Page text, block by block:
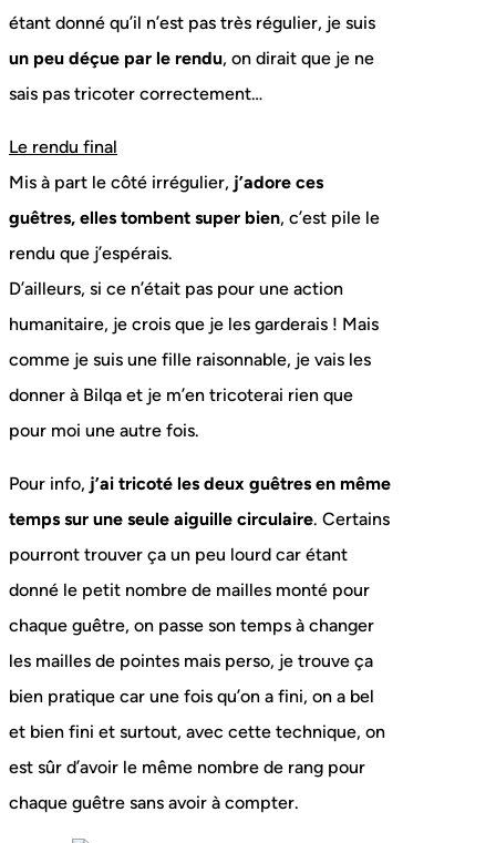
étant donné qu’il n’est pas très régulier, je suis
un peu déçue par le rendu, on dirait que je ne
sais pas tricoter correctement…
Le rendu final
Mis à part le côté irrégulier, j’adore ces
guêtres, elles tombent super bien, c’est pile le
rendu que j’espérais.
D’ailleurs, si ce n’était pas pour une action
humanitaire, je crois que je les garderais ! Mais
comme je suis une fille raisonnable, je vais les
donner à Bilqa et je m’en tricoterai rien que
pour moi une autre fois.
Pour info, j’ai tricoté les deux guêtres en même
temps sur une seule aiguille circulaire. Certains
pourront trouver ça un peu lourd car étant
donné le petit nombre de mailles monté pour
chaque guêtre, on passe son temps à changer
les mailles de pointes mais perso, je trouve ça
bien pratique car une fois qu’on a fini, on a bel
et bien fini et surtout, avec cette technique, on
est sûr d’avoir le même nombre de rang pour
chaque guêtre sans avoir à compter.